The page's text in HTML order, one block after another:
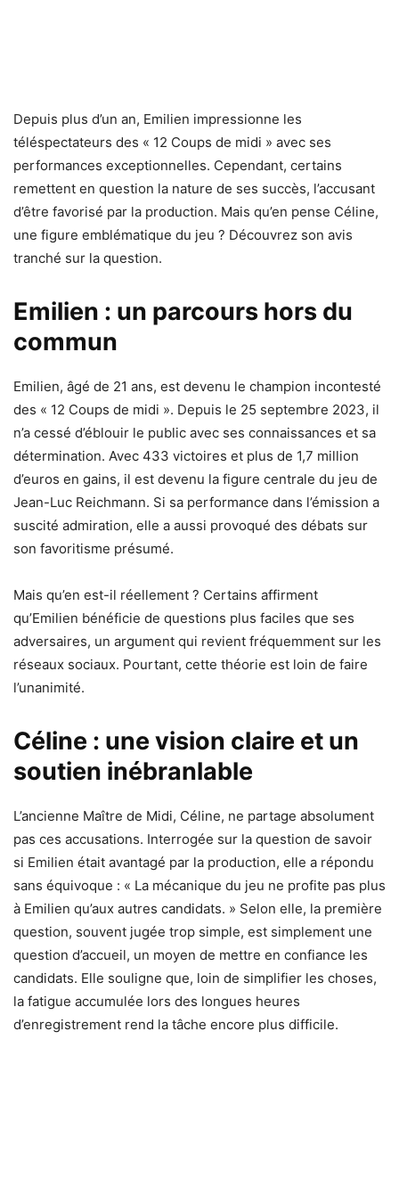
Depuis plus d’un an, Emilien impressionne les
téléspectateurs des « 12 Coups de midi » avec ses
performances exceptionnelles. Cependant, certains
remettent en question la nature de ses succès, l’accusant
d’être favorisé par la production. Mais qu’en pense Céline,
une figure emblématique du jeu ? Découvrez son avis
tranché sur la question.
Emilien : un parcours hors du
commun
Emilien, âgé de 21 ans, est devenu le champion incontesté
des « 12 Coups de midi ». Depuis le 25 septembre 2023, il
n’a cessé d’éblouir le public avec ses connaissances et sa
détermination. Avec 433 victoires et plus de 1,7 million
d’euros en gains, il est devenu la figure centrale du jeu de
Jean-Luc Reichmann. Si sa performance dans l’émission a
suscité admiration, elle a aussi provoqué des débats sur
son favoritisme présumé.
Mais qu’en est-il réellement ? Certains affirment
qu’Emilien bénéficie de questions plus faciles que ses
adversaires, un argument qui revient fréquemment sur les
réseaux sociaux. Pourtant, cette théorie est loin de faire
l’unanimité.
Céline : une vision claire et un
soutien inébranlable
L’ancienne Maître de Midi, Céline, ne partage absolument
pas ces accusations. Interrogée sur la question de savoir
si Emilien était avantagé par la production, elle a répondu
sans équivoque : « La mécanique du jeu ne profite pas plus
à Emilien qu’aux autres candidats. » Selon elle, la première
question, souvent jugée trop simple, est simplement une
question d’accueil, un moyen de mettre en confiance les
candidats. Elle souligne que, loin de simplifier les choses,
la fatigue accumulée lors des longues heures
d’enregistrement rend la tâche encore plus difficile.